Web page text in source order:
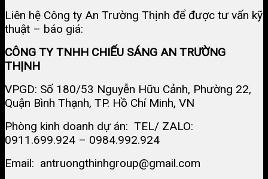
Liên hệ Công ty An Trường Thịnh để được tư vấn kỹ
thuật – báo giá:
CÔNG TY TNHH CHIẾU SÁNG AN TRƯỜNG
THỊNH
VPGD: Số 180/53 Nguyễn Hữu Cảnh, Phường 22,
Quận Bình Thạnh, TP. Hồ Chí Minh, VN
Phòng kinh doanh dự án: TEL/ ZALO:
0911.699.924 – 0984.992.924
Email: antruongthinhgroup@gmail.com